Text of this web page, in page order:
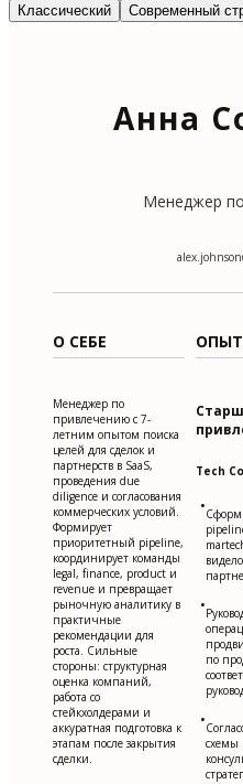
Классический
Современный
Анна
Менеджер
О СЕБЕ
Менеджер по
привлечению с 7-
летним опытом поиска
целей для сделок и
партнерств в SaaS,
проведения due
diligence и согласования
коммерческих условий.
Формирует
приоритетный pipeline,
координирует команды
legal, finance, product и
revenue и превращает
рыночную аналитику в
практичные
рекомендации для
роста. Сильные
стороны: структурная
оценка компаний,
работа со
стейкхолдерами и
аккуратная подготовка к
этапам после закрытия
сделки.
Tech
•
•
по
•
схемы